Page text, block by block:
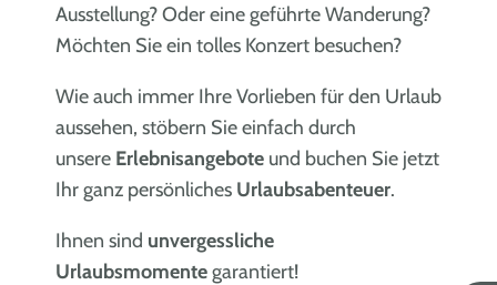
Ausstellung? Oder eine geführte Wanderung?
Möchten Sie ein tolles Konzert besuchen?
Wie auch immer Ihre Vorlieben für den Urlaub
aussehen, stöbern Sie einfach durch
unsere Erlebnisangebote und buchen Sie jetzt
Ihr ganz persönliches Urlaubsabenteuer.
Ihnen sind unvergessliche
Urlaubsmomentegarantiert!